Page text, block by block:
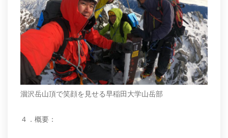
涸沢岳山頂で笑顔を見せる早稲田大学山岳部
４．概要：